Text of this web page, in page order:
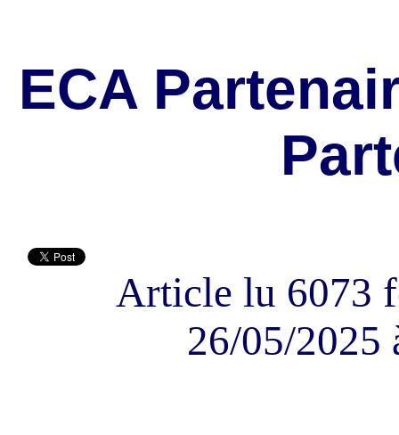
ECA
Article lu 6073
26/05/2025